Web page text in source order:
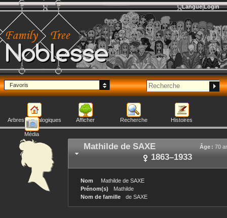
Noblesse
Langue Login
Favoris
Arbres généalogiques Afficher Recherche Histoires
Média
Mathilde de SAXE Âge : 70
1863–1933
Nom Mathilde de SAXE
Prénom(s)
Mathilde
Nom de famille
de SAXE